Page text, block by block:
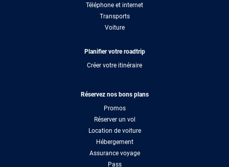
Téléphone et internet
Transports
Voiture
Planifier votre roadtrip
Créer votre itinéraire
Réservez nos bons plans
Promos
Réserver un vol
Location de voiture
Hébergement
Assurance voyage
Pass